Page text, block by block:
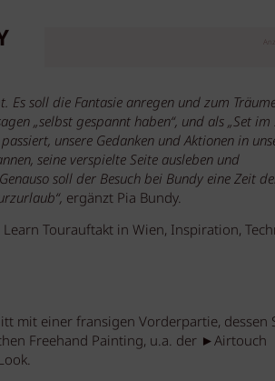
Es soll die Fantasie anregen und zum
„selbst gespannt haben“, und als „Set im
unsere Gedanken und Aktionen in
seine verspielte Seite ausleben und
soll der Besuch bei Bundy eine Zeit
ergänzt Pia Bundy.
Tourauftakt in Wien, Inspiration,
mit einer fransigen Vorderpartie, dessen
Freehand Painting, u.a. der ►Airtouch